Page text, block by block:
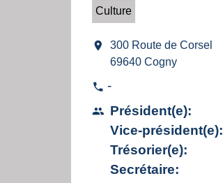
Culture
location_on
300 Route de Corsel
69640 Cogny
phone -
people Président(e):
Vice-président(e):
Trésorier(e):
Secrétaire: